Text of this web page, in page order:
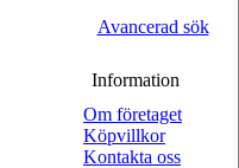
Avancerad sök
Information
Om företaget
Köpvillkor
Kontakta oss